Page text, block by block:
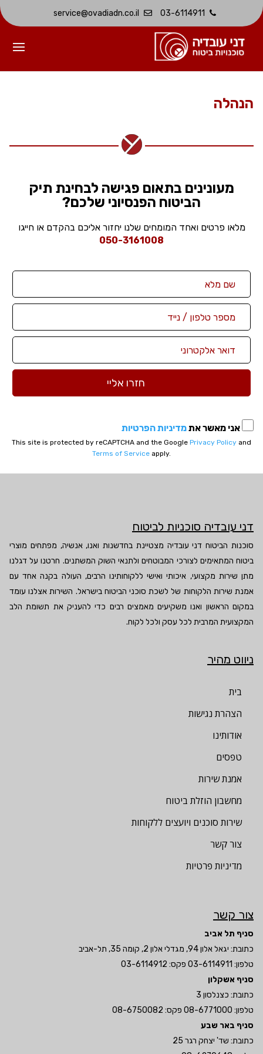
הנהלה
מעונינים בתאום פגישה לבחינת תיק
הביטוח הפנסיוני שלכם?
מלאו פרטים ואחד המומחים שלנו יחזור אליכם בהקדם או חייגו
050-3161008
אני מאשר אתמדיניות הפרטיות
This site is protected by reCAPTCHA and the Google Privacy Policy and
Terms of Service apply.
דני עובדיה סוכניות לביטוח
סוכנות הביטוח דני עובדיה מצטיינת בחדשנות ואנו, אנשיה, מפתחים מוצרי
ביטוח המתאימים לצורכי המבוטחים ולתנאי השוק המשתנים. חרטנו על דגלנו
מתן שירות מקצועי, איכותי ואישי ללקוחותינו הרבים, העולה בקנה אחד עם
אמנת שירות הלקוחות של לשכת סוכני הביטוח בישראל. השירות אצלנו עומד
במקום הראשון ואנו משקיעים מאמצים רבים כדי להעניק את תשומת הלב
המקצועית המרבית לכל עסק ולכל לקוח.
ניווט מהיר
בית
הצהרת נגישות
אודותינו
טפסים
אמנת שירות
מחשבון הוזלת ביטוח
שירות סוכנים ויועצים ללקוחות
צור קשר
מדיניות פרטיות
צור קשר
סניף תל אביב
כתובת: יגאל אלון 94, מגדלי אלון 2, קומה 35, תל-אביב
טלפון: 03-6114911 פקס: 03-6114912
סניף אשקלון
כתובת: כצנלסון 3
טלפון: 08-6771000 פקס: 08-6750082
סניף באר שבע
כתובת: שד' יצחק רגר 25